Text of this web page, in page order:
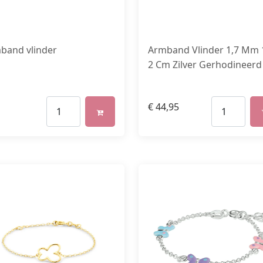
vlinder
Armband Vlinder 1,7 Mm
2 Cm Zilver Gerhodineerd
€44,95